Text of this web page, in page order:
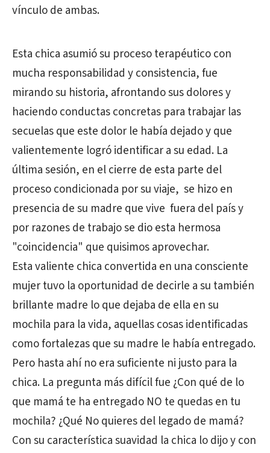
vínculo de ambas.
Esta chica asumió su proceso terapéutico con
mucha responsabilidad y consistencia, fue
mirando su historia, afrontando sus dolores y
haciendo conductas concretas para trabajar las
secuelas que este dolor le había dejado y que
valientemente logró identificar a su edad. La
última sesión, en el cierre de esta parte del
proceso condicionada por su viaje, se hizo en
presencia de su madre que vive fuera del país y
por razones de trabajo se dio esta hermosa
"coincidencia" que quisimos aprovechar.
Esta valiente chica convertida en una consciente
mujer tuvo la oportunidad de decirle a su también
brillante madre lo que dejaba de ella en su
mochila para la vida, aquellas cosas identificadas
como fortalezas que su madre le había entregado.
Pero hasta ahí no era suficiente ni justo para la
chica. La pregunta más difícil fue ¿Con qué de lo
que mamá te ha entregado NO te quedas en tu
mochila? ¿Qué No quieres del legado de mamá?
Con su característica suavidad la chica lo dijo y con